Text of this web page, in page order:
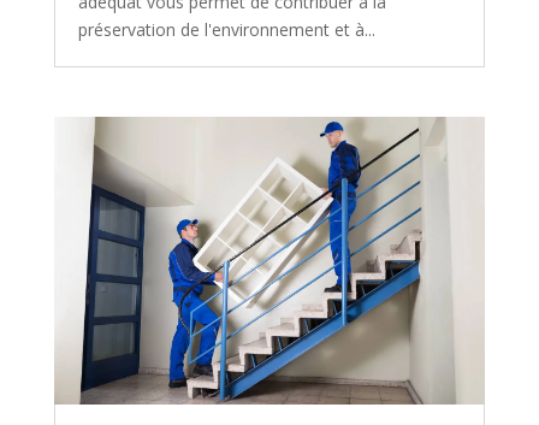
préservation de l'environnement et à...